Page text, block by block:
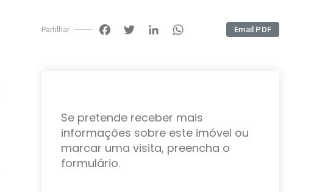
PartilharFacebook
Twitter
LinkedIn
WhatsApp Email PDF
Se pretende receber mais
informações sobre este imóvel ou
marcar uma visita, preencha o
formulário.